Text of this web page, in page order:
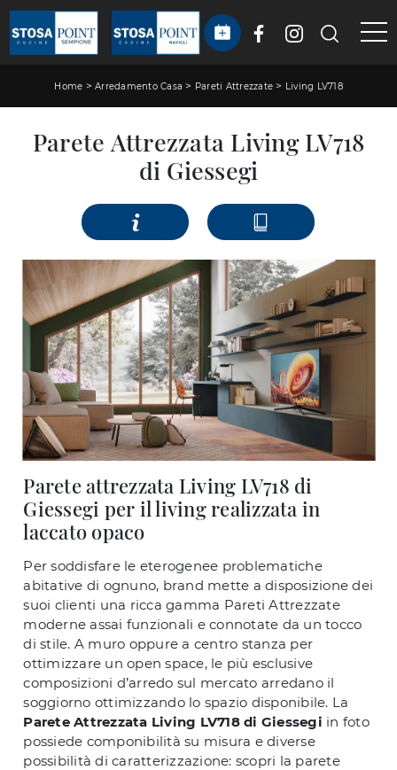
Home > Arredamento Casa > Pareti Attrezzate > Living LV718
Parete Attrezzata Living LV718
di Giessegi
Parete attrezzata Living LV718 di
Giessegi per il living realizzata in
laccato opaco
Per soddisfare le eterogenee problematiche
abitative di ognuno, brand mette a disposizione dei
suoi clienti una ricca gamma Pareti Attrezzate
moderne assai funzionali e connotate da un tocco
di stile. A muro oppure a centro stanza per
ottimizzare un open space, le più esclusive
composizioni d’arredo sul mercato arredano il
soggiorno ottimizzando lo spazio disponibile. La
Parete Attrezzata Living LV718 di Giessegi in foto
possiede componibilità su misura e diverse
possibilità di caratterizzazione: scopri la parete